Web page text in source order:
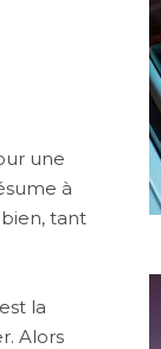
une
à
tant
la
Alors